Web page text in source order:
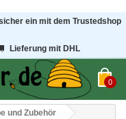
ein mit dem Trustedshop
Lieferung mit DHL
0
und Zubehör